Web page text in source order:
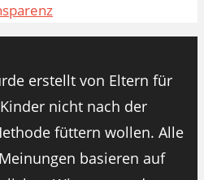
erstellt von Eltern für
nicht nach der
füttern wollen. Alle
basieren auf